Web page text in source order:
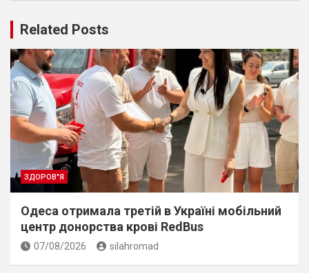
Related Posts
ЗДОРОВ"Я
Одеса отримала третій в Україні мобільний
центр донорства крові RedBus
07/08/2026 silahromad